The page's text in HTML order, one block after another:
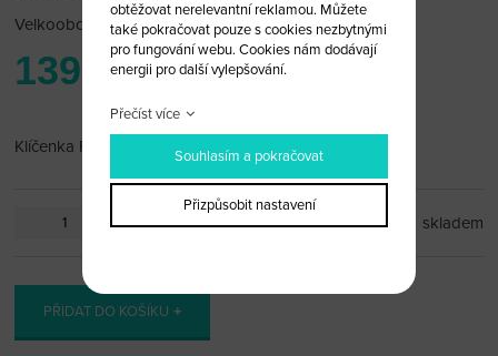
Velkoobchodní cena:po přihlášení
139 Kč
Klíčenka Fiat
ks skladem
PŘIDAT DO KOŠÍKU
obtěžovat nerelevantní reklamou. Můžete
také pokračovat pouze s cookies nezbytnými
pro fungování webu. Cookies nám dodávají
energii pro další vylepšování.
Přečíst více
Souhlasím a pokračovat
Přizpůsobit nastavení